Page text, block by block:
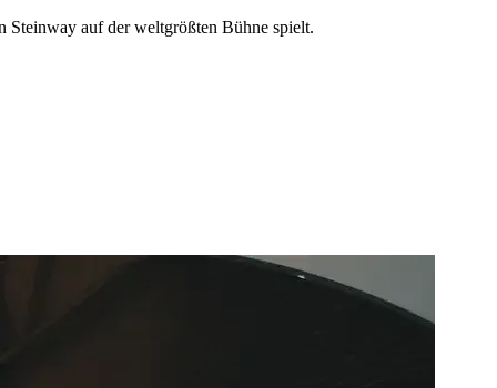
auf der weltgrößten Bühne spielt.